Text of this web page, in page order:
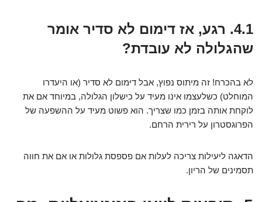
4.1. רגע, אז דימום לא סדיר אומר
שהגלולה לא עובדת?
לא בהכרח! זה מיתוס נפוץ, אבל דימום לא סדיר (או היעדרו
המוחלט) כשלעצמו אינו מעיד על כישלון הגלולה, במיוחד אם את
לוקחת אותה בזמן כמו שצריך. הוא פשוט מעיד על ההשפעה של
הפרוגסטרון על רירית הרחם.
הדאגה ליעילות צריכה לעלות אם פספסת גלולות או אם את חווה
תסמינים של הריון.